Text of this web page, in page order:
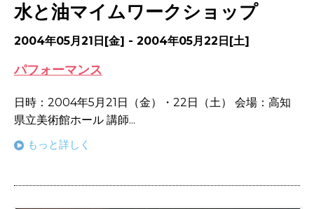
水と油マイムワークショップ
2004年05月21日[金] - 2004年05月22日[土]
パフォーマンス
日時：2004年5月21日（金）・22日（土） 会場：高知
県立美術館ホール 講師...
もっと詳しく